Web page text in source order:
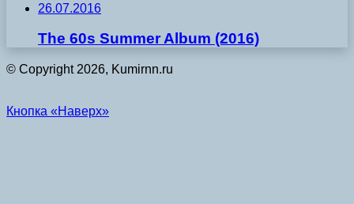
26.07.2016
The 60s Summer Album (2016)
© Copyright 2026, Kumirnn.ru
Кнопка «Наверх»